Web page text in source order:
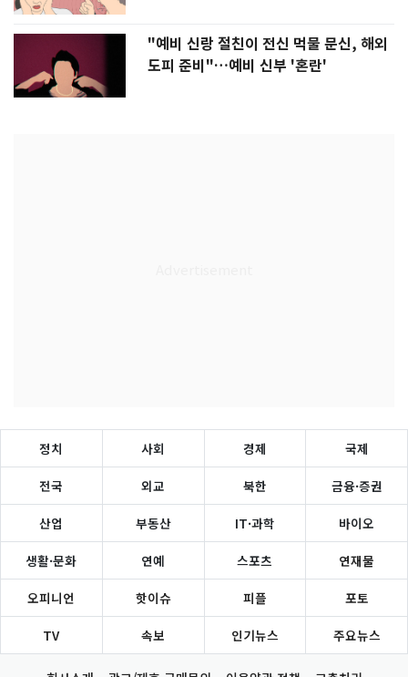
"예비 신랑 절친이 전신 먹물 문신, 해외
도피 준비"…예비 신부 '혼란'
정치 사회 경제 국제
전국 외교 북한 금융·증권
산업 부동산 IT·과학 바이오
생활·문화 연예 스포츠 연재물
오피니언 핫이슈 피플 포토
TV 속보 인기뉴스 주요뉴스